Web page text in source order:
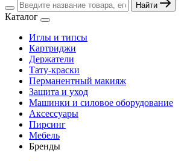
Найти
Каталог
Иглы и типсы
Картриджи
Держатели
Тату-краски
Перманентный макияж
Защита и уход
Машинки и силовое оборудование
Аксессуары
Пирсинг
Мебель
Бренды